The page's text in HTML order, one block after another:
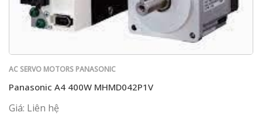
AC SERVO MOTORS PANASONIC
Panasonic A4 400W MHMD042P1V
Giá: Liên hệ